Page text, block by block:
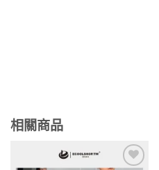
相關商品